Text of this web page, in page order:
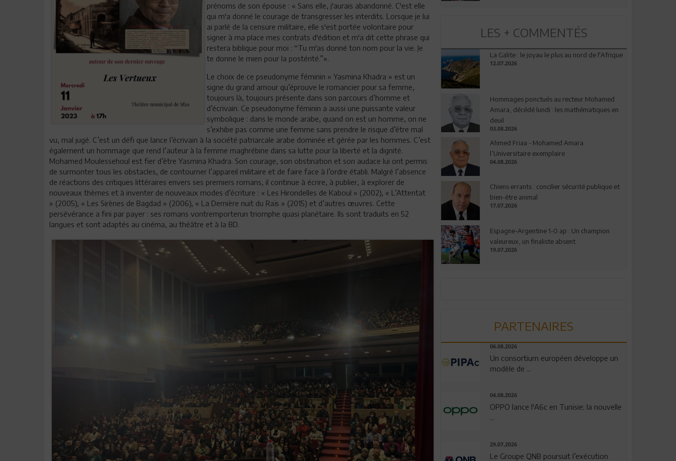
prénoms de son épouse : « Sans elle, j'aurais abandonné. C'est elle
qui m'a donné le courage de transgresser les interdits. Lorsque je lui
ai parlé de la censure militaire, elle s'est portée volontaire pour
signer à ma place mes contrats d'édition et m'a dit cette phrase qui
restera biblique pour moi : “Tu m'as donné ton nom pour la vie. Je
te donne le mien pour la postérité.”».
Le choix de ce pseudonyme féminin « Yasmina Khadra » est un
signe du grand amour qu’éprouve le romancier pour sa femme,
toujours là, toujours présente dans son parcours d’homme et
d’écrivain. Ce pseudonyme féminin a aussi une puissante valeur
symbolique : dans le monde arabe, quand on est un homme, on ne
s’exhibe pas comme une femme sans prendre le risque d’être mal
vu, mal jugé. C’est un défi que lance l’écrivain à la société patriarcale arabe dominée et gérée par les hommes. C’est
également un hommage que rend l’auteur à la femme maghrébine dans sa lutte pour la liberté et la dignité.
Mohamed Moulessehoul est fier d’être Yasmina Khadra. Son courage, son obstination et son audace lui ont permis
de surmonter tous les obstacles, de contourner l’appareil militaire et de faire face à l’ordre établi. Malgré l’absence
de réactions des critiques littéraires envers ses premiers romans, il continue à écrire, à publier, à explorer de
nouveaux thèmes et à inventer de nouveaux modes d’écriture : « Les Hirondelles de Kaboul » (2002), « L’Attentat
» (2005), « Les Sirènes de Bagdad » (2006), « La Dernière nuit du Raïs » (2015) et d’autres œuvres. Cette
persévérance a fini par payer : ses romans vontremporterun triomphe quasi planétaire. Ils sont traduits en 52
langues et sont adaptés au cinéma, au théâtre et à la BD.
LES + COMMENTÉS
La Galite : le joyau le plus au nord de l'Afrique
12.07.2026
Hommages ponctués au recteur Mohamed
Amara, décédé lundi : les mathématiques en
deuil
03.08.2026
Ahmed Friaa - Mohamed Amara:
l’Universitaire exemplaire
04.08.2026
Chiens errants : concilier sécurité publique et
bien-être animal
17.07.2026
Espagne-Argentine 1-0 ap : Un champion
valeureux, un finaliste absent
19.07.2026
PARTENAIRES
06.08.2026
Un consortium européen développe un
modèle de ...
04.08.2026
OPPO lance l'A6c en Tunisie: la nouvelle
...
29.07.2026
Le Groupe QNB poursuit l’exécution